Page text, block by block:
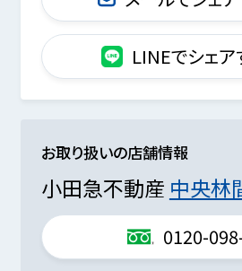
LINEでシェア
お取り扱いの店舗情報
小田急不動産 中央林
0120-